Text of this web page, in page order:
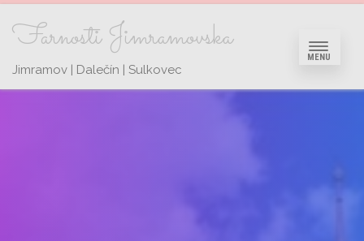
Farnosti Jimramovska
Jimramov | Dalečín | Sulkovec
MENU